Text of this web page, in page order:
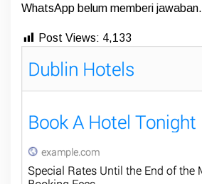
WhatsApp belum memberi jawaban.
Post Views: 4,133